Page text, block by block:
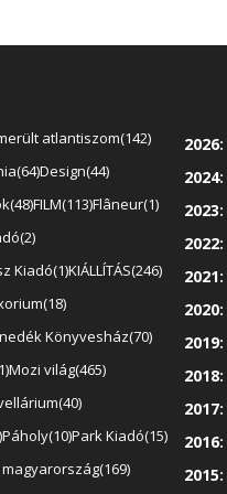
atlantiszom 142
64Design 44
48FILM 113 Flâneur 1
2
Kiadó 1 KIÁLLÍTÁS 246
18
Könyvesház 70
Mozi világ 465
40
Páholy 10Park Kiadó 15
169
2026:
2024:
2023:
2022:
2021:
2020:
2019:
2018:
2017:
2016:
2015: